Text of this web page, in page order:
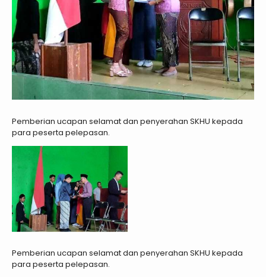
Pemberian ucapan selamat dan penyerahan SKHU kepada
para peserta pelepasan.
Pemberian ucapan selamat dan penyerahan SKHU kepada
para peserta pelepasan.